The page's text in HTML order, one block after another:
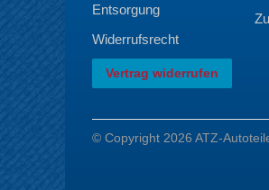
Entsorgung
Widerrufsrecht
Vertrag widerrufen
© Copyright 2026 ATZ-